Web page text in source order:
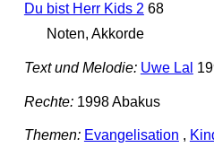
Du bist Herr Kids 268
Noten, Akkorde
Text und Melodie: Uwe Lal
Rechte:1998 Abakus
Themen: Evangelisation ,